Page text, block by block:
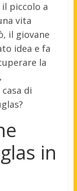
piccolo a
vita
il giovane
idea e fa
la
di
in